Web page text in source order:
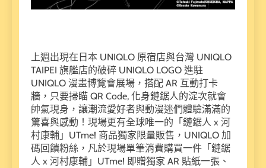
上週出現在日本 UNIQLO 原宿店與台灣 UNIQLO
TAIPEI 旗艦店的破碎 UNIQLO LOGO 進駐
UNIQLO 漫畫博覽會展場，搭配 AR 互動打卡
牆，只要掃瞄 QR Code, 化身鏈鋸人的淀次就會
帥氣現身，讓潮流愛好者與動漫迷們體驗滿滿的
驚喜與感動！現場更有全球唯一的「鏈鋸人 x 河
村康輔」UTme! 商品獨家限量販售，UNIQLO 加
碼回饋粉絲，凡於現場單筆消費購買一件「鏈鋸
人 x 河村康輔」UTme! 即贈獨家 AR 貼紙一張、